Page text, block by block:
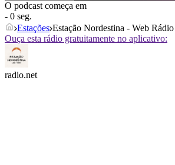
O podcast começa em
- 0 seg.
Estações Estação Nordestina - Web Rádio
Ouça esta rádio gratuitamente no aplicativo:
radio.net